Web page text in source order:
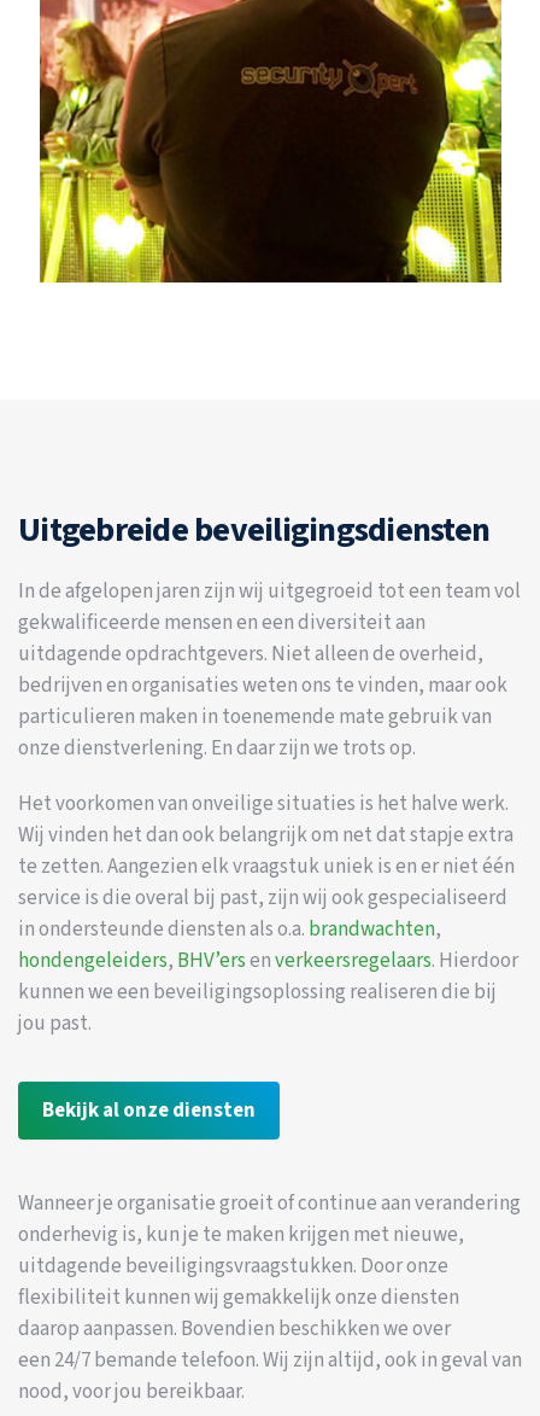
Uitgebreide beveiligingsdiensten
In de afgelopen jaren zijn wij uitgegroeid tot een team vol
gekwalificeerde mensen en een diversiteit aan
uitdagende opdrachtgevers. Niet alleen de overheid,
bedrijven en organisaties weten ons te vinden, maar ook
particulieren maken in toenemende mate gebruik van
onze dienstverlening. En daar zijn we trots op.
Het voorkomen van onveilige situaties is het halve werk.
Wij vinden het dan ook belangrijk om net dat stapje extra
te zetten. Aangezien elk vraagstuk uniek is en er niet één
service is die overal bij past, zijn wij ook gespecialiseerd
in ondersteunde diensten als o.a. brandwachten,
hondengeleiders, BHV’ersenverkeersregelaars. Hierdoor
kunnen we een beveiligingsoplossing realiseren die bij
jou past.
Bekijk al onze diensten
Wanneer je organisatie groeit of continue aan verandering
onderhevig is, kun je te maken krijgen met nieuwe,
uitdagende beveiligingsvraagstukken. Door onze
flexibiliteit kunnen wij gemakkelijk onze diensten
daarop aanpassen. Bovendien beschikken we over
een 24/7 bemande telefoon. Wij zijn altijd, ook in geval van
nood, voor jou bereikbaar.